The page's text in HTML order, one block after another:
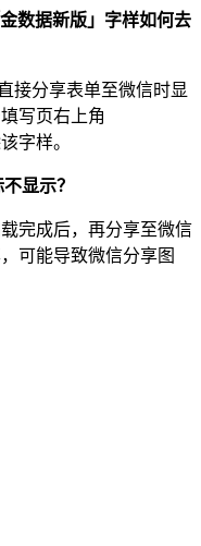
数据新版」字样如何去
接分享表单至微信时显
写页右上角
字样。
显示？
完成后，再分享至微信
可能导致微信分享图